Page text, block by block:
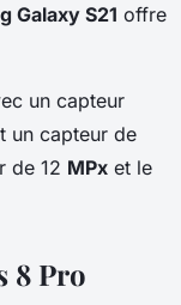
Galaxy S21 offre
un capteur
un capteur de
de 12 MPx et le
8 Pro